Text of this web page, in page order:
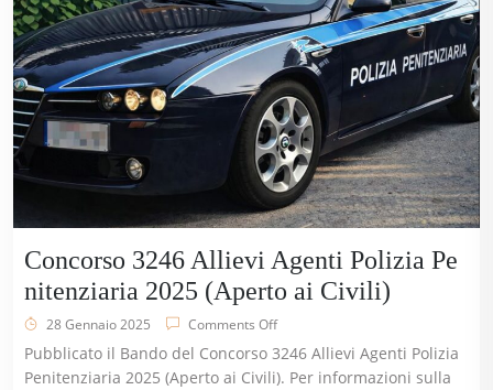
Concorso 3246 Allievi Agenti Polizia Pe
nitenziaria 2025 (Aperto ai Civili)
28 Gennaio 2025 Comments Off
Pubblicato il Bando del Concorso 3246 Allievi Agenti Polizia
Penitenziaria 2025 (Aperto ai Civili). Per informazioni sulla